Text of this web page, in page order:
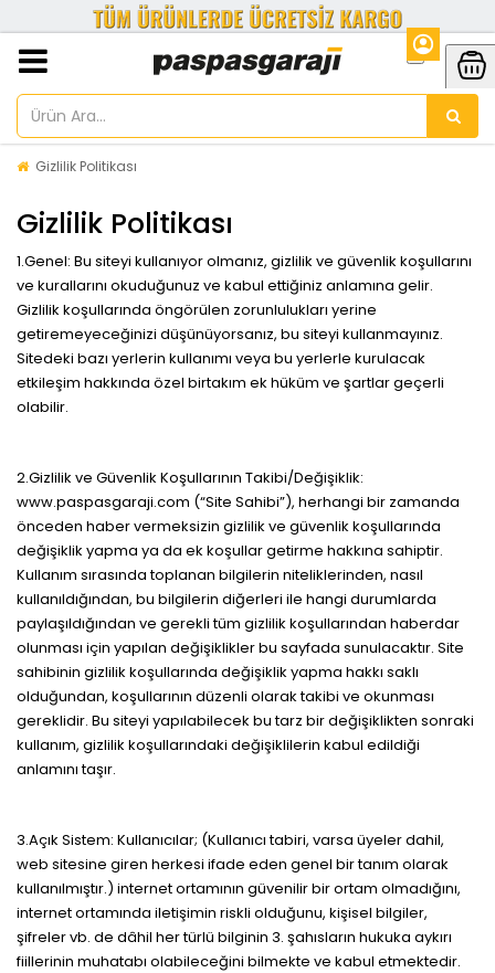
Gizlilik Politikası
Gizlilik Politikası
1.Genel: Bu siteyi kullanıyor olmanız, gizlilik ve güvenlik koşullarını
ve kurallarını okuduğunuz ve kabul ettiğiniz anlamına gelir.
Gizlilik koşullarında öngörülen zorunlulukları yerine
getiremeyeceğinizi düşünüyorsanız, bu siteyi kullanmayınız.
Sitedeki bazı yerlerin kullanımı veya bu yerlerle kurulacak
etkileşim hakkında özel birtakım ek hüküm ve şartlar geçerli
olabilir.
2.Gizlilik ve Güvenlik Koşullarının Takibi/Değişiklik:
www.paspasgaraji.com (“Site Sahibi”), herhangi bir zamanda
önceden haber vermeksizin gizlilik ve güvenlik koşullarında
değişiklik yapma ya da ek koşullar getirme hakkına sahiptir.
Kullanım sırasında toplanan bilgilerin niteliklerinden, nasıl
kullanıldığından, bu bilgilerin diğerleri ile hangi durumlarda
paylaşıldığından ve gerekli tüm gizlilik koşullarından haberdar
olunması için yapılan değişiklikler bu sayfada sunulacaktır. Site
sahibinin gizlilik koşullarında değişiklik yapma hakkı saklı
olduğundan, koşullarının düzenli olarak takibi ve okunması
gereklidir. Bu siteyi yapılabilecek bu tarz bir değişiklikten sonraki
kullanım, gizlilik koşullarındaki değişiklilerin kabul edildiği
anlamını taşır.
3.Açık Sistem: Kullanıcılar; (Kullanıcı tabiri, varsa üyeler dahil,
web sitesine giren herkesi ifade eden genel bir tanım olarak
kullanılmıştır.) internet ortamının güvenilir bir ortam olmadığını,
internet ortamında iletişimin riskli olduğunu, kişisel bilgiler,
şifreler vb. de dâhil her türlü bilginin 3. şahısların hukuka aykırı
fiillerinin muhatabı olabileceğini bilmekte ve kabul etmektedir.